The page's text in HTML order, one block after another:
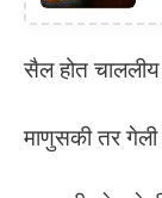
सैल होत चाललीय
माणुसकी तर गेली